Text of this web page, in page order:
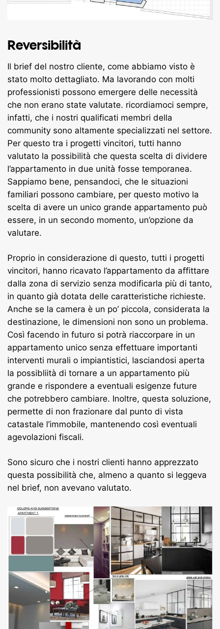
Reversibilità
Il brief del nostro cliente, come abbiamo visto è
stato molto dettagliato. Ma lavorando con molti
professionisti possono emergere delle necessità
che non erano state valutate. ricordiamoci sempre,
infatti, che i nostri qualificati membri della
community sono altamente specializzati nel settore.
Per questo tra i progetti vincitori, tutti hanno
valutato la possibilità che questa scelta di dividere
l’appartamento in due unità fosse temporanea.
Sappiamo bene, pensandoci, che le situazioni
familiari possono cambiare, per questo motivo la
scelta di avere un unico grande appartamento può
essere, in un secondo momento, un’opzione da
valutare.
Proprio in considerazione di questo, tutti i progetti
vincitori, hanno ricavato l’appartamento da affittare
dalla zona di servizio senza modificarla più di tanto,
in quanto già dotata delle caratteristiche richieste.
Anche se la camera è un po’ piccola, considerata la
destinazione, le dimensioni non sono un problema.
Così facendo in futuro si potrà riaccorpare in un
appartamento unico senza effettuare importanti
interventi murali o impiantistici, lasciandosi aperta
la possibliità di tornare a un appartamento più
grande e rispondere a eventuali esigenze future
che potrebbero cambiare. Inoltre, questa soluzione,
permette di non frazionare dal punto di vista
catastale l’immobile, mantenendo così eventuali
agevolazioni fiscali.
Sono sicuro che i nostri clienti hanno apprezzato
questa possibilità che, almeno a quanto si leggeva
nel brief, non avevano valutato.